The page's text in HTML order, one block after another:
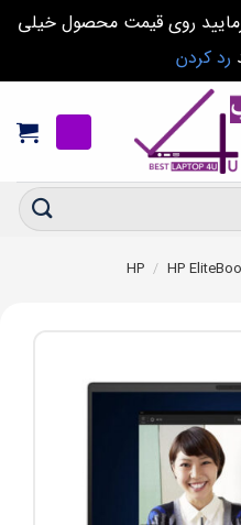
روی قیمت محصول خیلی
رد کردن
/ HP